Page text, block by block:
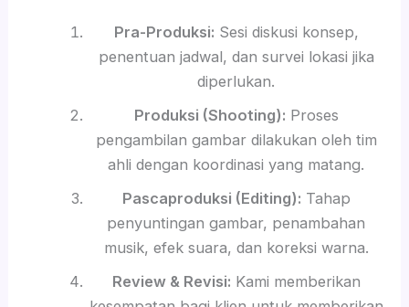
Pra-Produksi: Sesi diskusi konsep,
penentuan jadwal, dan survei lokasi jika
diperlukan.
Produksi (Shooting): Proses
pengambilan gambar dilakukan oleh tim
ahli dengan koordinasi yang matang.
Pascaproduksi (Editing): Tahap
penyuntingan gambar, penambahan
musik, efek suara, dan koreksi warna.
Review & Revisi: Kami memberikan